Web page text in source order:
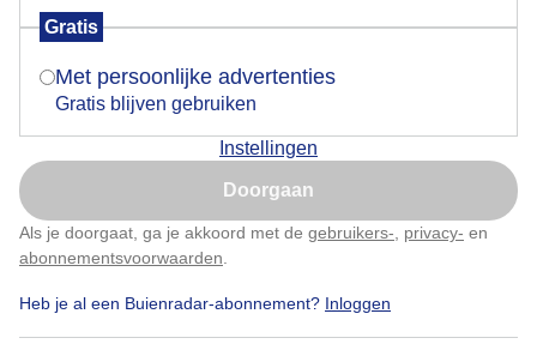
Gratis
Met persoonlijke advertenties
Gratis blijven gebruiken
Instellingen
Doorgaan
Als je doorgaat, ga je akkoord met de gebruikers- privacy- en
abonnementsvoorwaarden
Heb je al een Buienradar-abonnement? Inloggen
Populaire categorieën
Lente
Zomer
Over Buienradar
Is goed, toon de popup
Nu niet, misschien later
Klik hierom dit aan te passen